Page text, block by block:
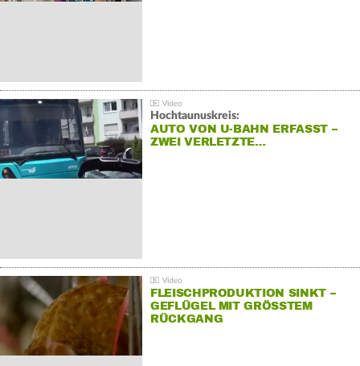
Hochtaunuskreis:
AUTO VON U-BAHN ERFASST –
ZWEI VERLETZTE…
FLEISCHPRODUKTION SINKT –
GEFLÜGEL MIT GRÖSSTEM R
ÜCKGANG